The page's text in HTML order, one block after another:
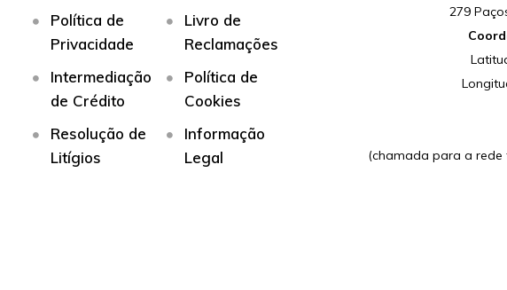
Política de
Privacidade
Livro de
Reclamações
Intermediação
de Crédito
Política de
Cookies
Resolução de
Litígios
Informação
Legal
279
(chamada para a rede